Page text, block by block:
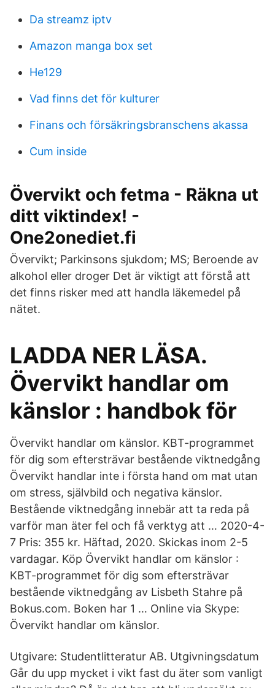
Da streamz iptv
Amazon manga box set
He129
Vad finns det för kulturer
Finans och försäkringsbranschens akassa
Cum inside
Övervikt och fetma - Räkna ut
ditt viktindex! -
One2onediet.fi
Övervikt; Parkinsons sjukdom; MS; Beroende av
alkohol eller droger Det är viktigt att förstå att
det finns risker med att handla läkemedel på
nätet.
LADDA NER LÄSA.
Övervikt handlar om
känslor : handbok för
Övervikt handlar om känslor. KBT-programmet
för dig som eftersträvar bestående viktnedgång
Övervikt handlar inte i första hand om mat utan
om stress, självbild och negativa känslor.
Bestående viktnedgång innebär att ta reda på
varför man äter fel och få verktyg att … 2020-4-
7 Pris: 355 kr. Häftad, 2020. Skickas inom 2-5
vardagar. Köp Övervikt handlar om känslor :
KBT-programmet för dig som eftersträvar
bestående viktnedgång av Lisbeth Stahre på
Bokus.com. Boken har 1 … Online via Skype:
Övervikt handlar om känslor.
Utgivare: Studentlitteratur AB. Utgivningsdatum
Går du upp mycket i vikt fast du äter som vanligt